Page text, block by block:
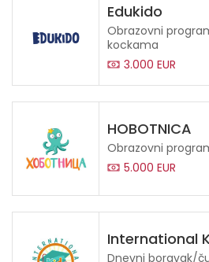
Edukido
Obrazovni
kockama
3.000 EUR
HOBOTNICA
Obrazovni
5.000 EUR
International
Dnevni boravak/